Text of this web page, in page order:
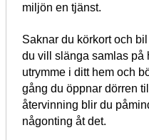
miljön en tjänst.
Saknar du körkort och
du vill slänga samlas på
utrymme i ditt hem och
gång du öppnar dörren
återvinning blir du
någonting åt det.